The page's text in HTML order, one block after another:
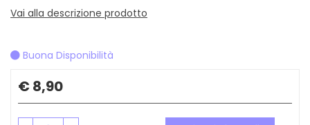
Vai alla descrizione prodotto
Buona Disponibilità
Prezzo
€ 8,90